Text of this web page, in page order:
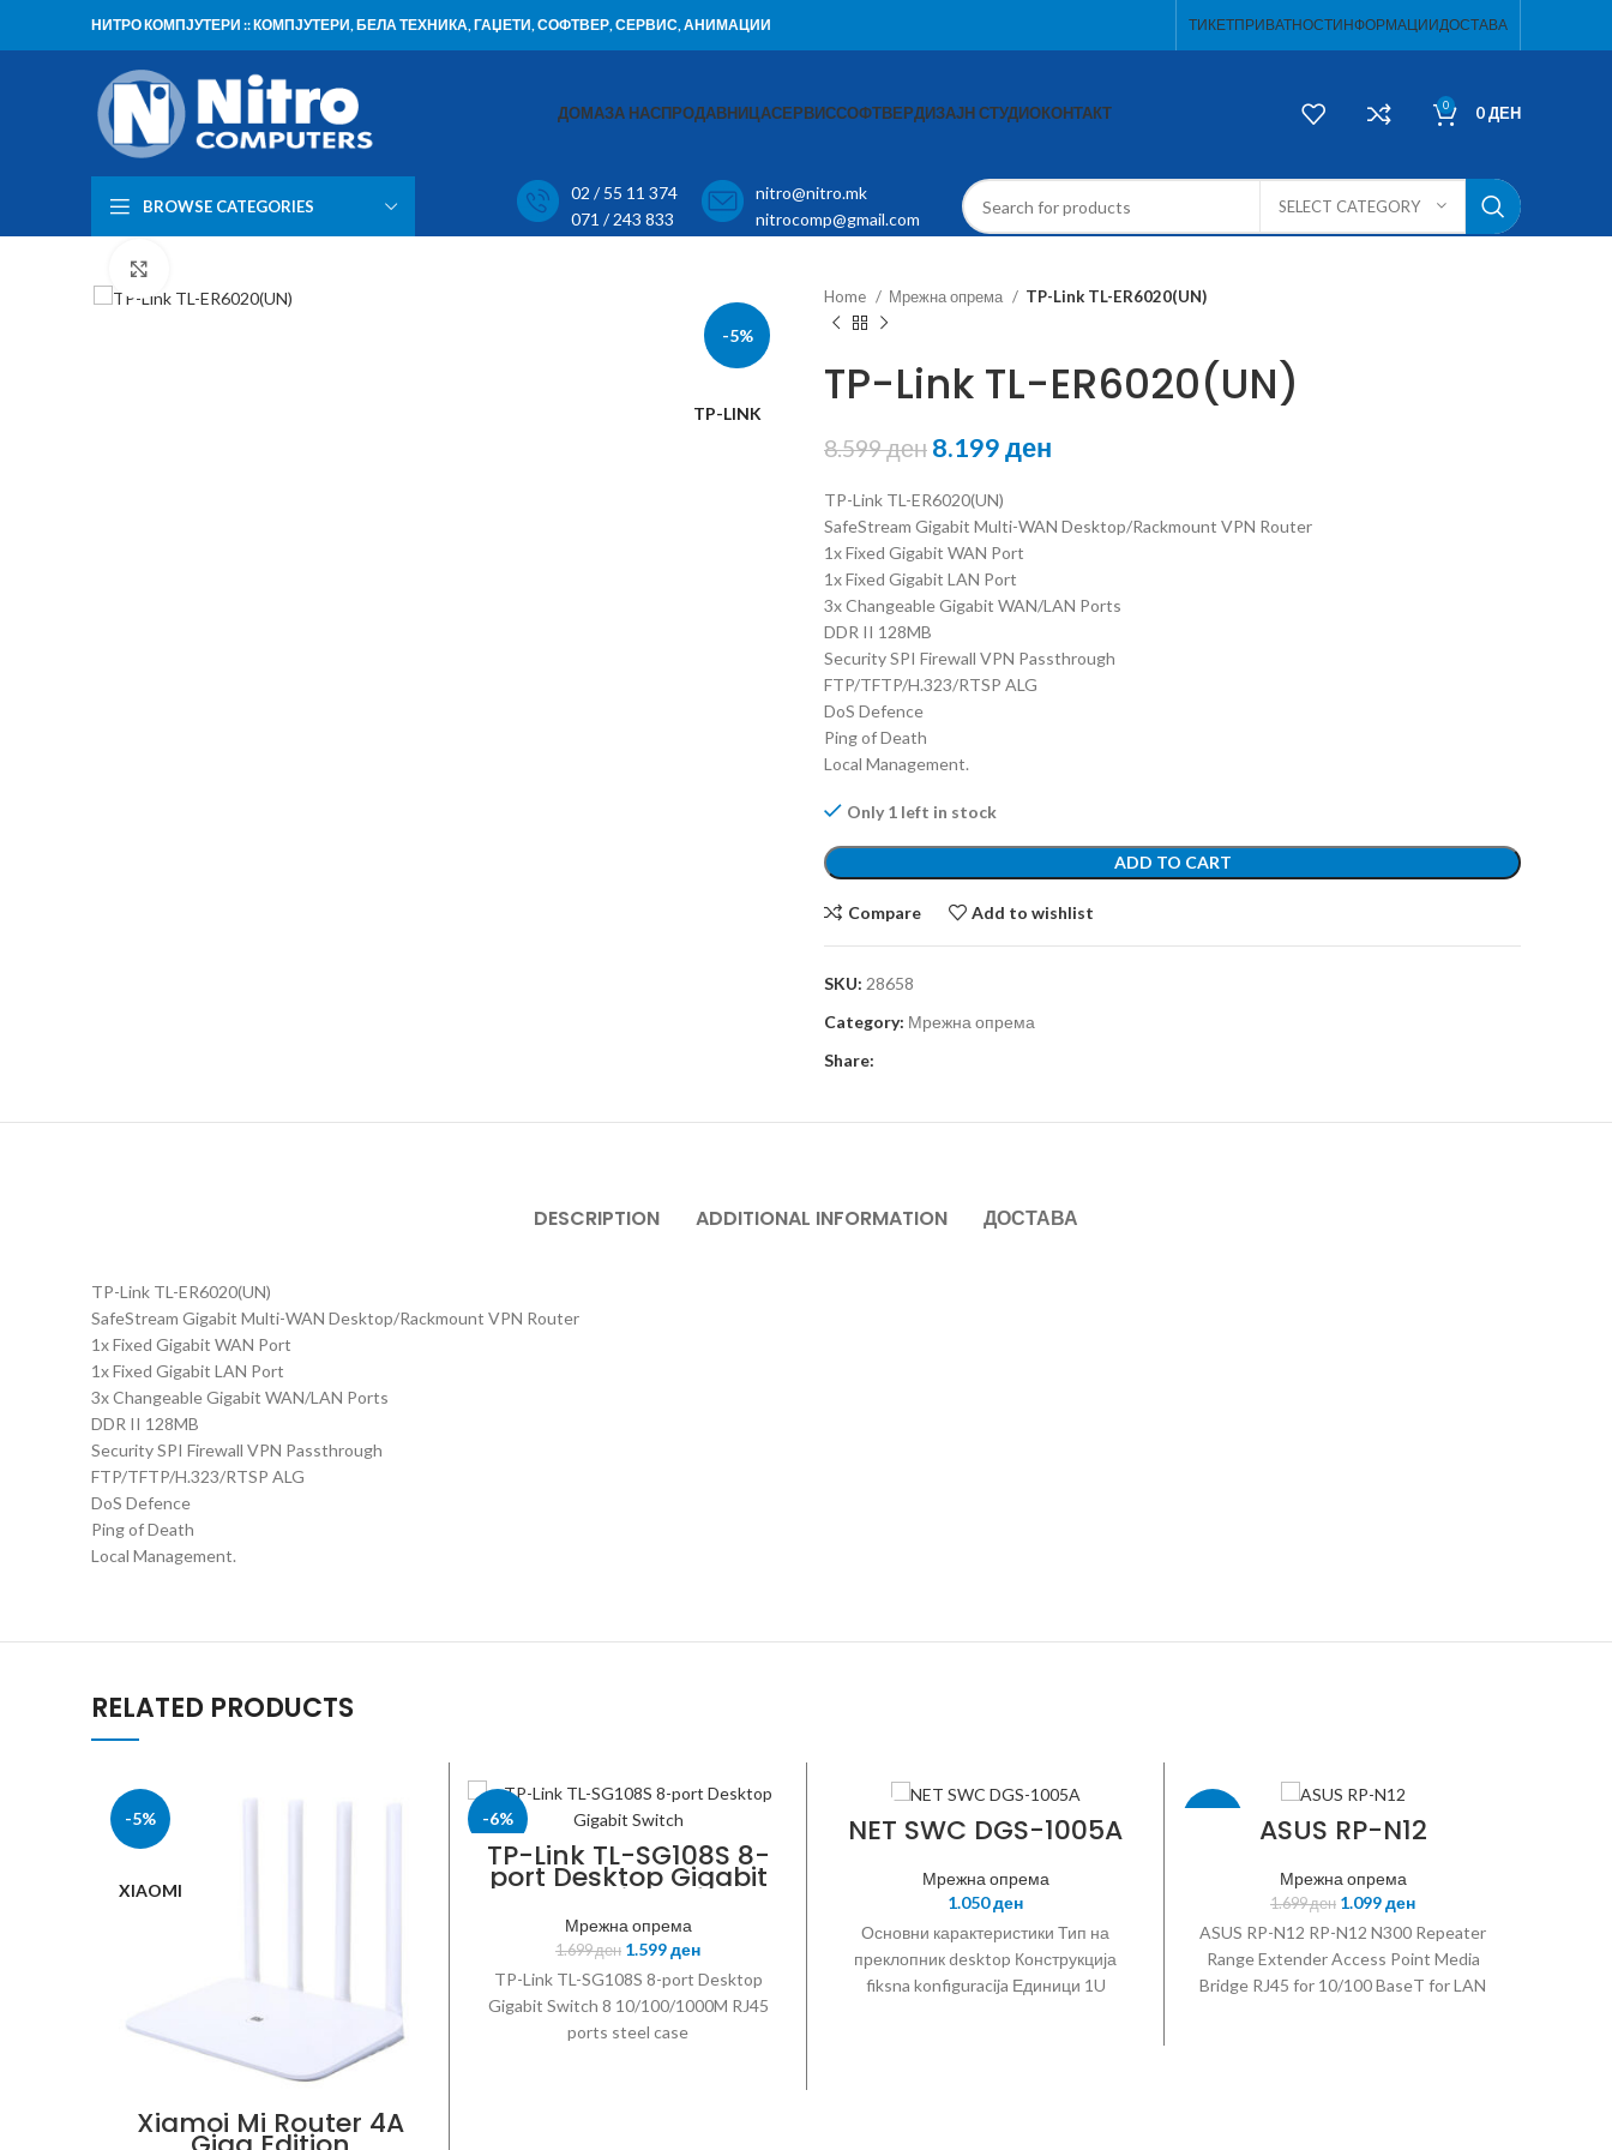
НИТРО КОМПЈУТЕРИ :: КОМПЈУТЕРИ, БЕЛА ТЕХНИКА, ГАЏЕТИ, СОФТВЕР, СЕРВИС, АНИМАЦИИ ТИКЕТПРИВАТНОСТИНФОРМАЦИИДОСТАВА
ДОМАЗА НАСПРОДАВНИЦАСЕРВИССОФТВЕРДИЗАЈН СТУДИОКОНТАКТ 0 0ДЕН
BROWSE CATEGORIES
02 / 55 11 374
071 / 243 833
nitro@nitro.mk
nitrocomp@gmail.com
SELECT CATEGORY
-5%
TP-LINK
Home
Мрежна опрема TP-Link TL-ER6020(UN)
TP-Link TL-ER6020(UN)
8.599ден 8.199ден
TP-Link TL-ER6020(UN)
SafeStream Gigabit Multi-WAN Desktop/Rackmount VPN Router
1x Fixed Gigabit WAN Port
1x Fixed Gigabit LAN Port
3x Changeable Gigabit WAN/LAN Ports
DDR II 128MB
Security SPI Firewall VPN Passthrough
FTP/TFTP/H.323/RTSP ALG
DoS Defence
Ping of Death
Local Management.
Only 1 left in stock
ADD TO CART
Compare Add to wishlist
SKU: 28658
Category: Мрежна опрема
Share:
DESCRIPTION ADDITIONAL INFORMATION ДОСТАВА
TP-Link TL-ER6020(UN)
SafeStream Gigabit Multi-WAN Desktop/Rackmount VPN Router
1x Fixed Gigabit WAN Port
1x Fixed Gigabit LAN Port
3x Changeable Gigabit WAN/LAN Ports
DDR II 128MB
Security SPI Firewall VPN Passthrough
FTP/TFTP/H.323/RTSP ALG
DoS Defence
Ping of Death
Local Management.
RELATED PRODUCTS
-5%
XIAOMI
Xiamoi Mi Router 4A
-6%
TP-LINK
TP-Link TL-SG108S 8-
port Desktop Gigabit
Switch
Мрежна опрема
1.699ден 1.599ден
TP-Link TL-SG108S 8-port Desktop
Gigabit Switch 8 10/100/1000M RJ45
ports steel case
D-LINK
NET SWC DGS-1005A
Мрежна опрема
1.050ден
Основни карактеристики Тип на
преклопник desktop Конструкција
fiksna konfiguracija Единици 1U
ASUS RP-N12
Мрежна опрема
1.699ден 1.099ден
ASUS RP-N12 RP-N12 N300 Repeater
Range Extender Access Point Media
Bridge RJ45 for 10/100 BaseT for LAN